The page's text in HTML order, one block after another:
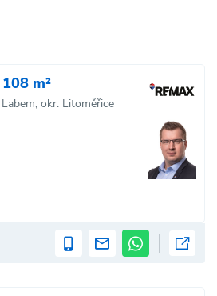
m²
okr. Litoměřice